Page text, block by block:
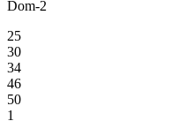
Dom-2
25
30
34
46
50
1